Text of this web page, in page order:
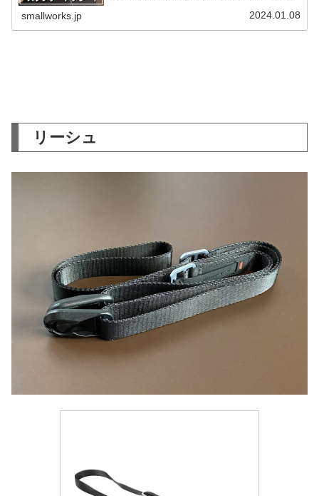
smallworks.jp 2024.01.08
リーシュ